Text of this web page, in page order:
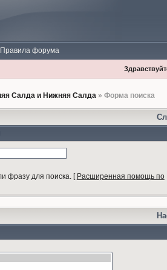
Правила форума
Салда и Нижняя Салда» Форма поиска
фразу для поиска.[ Расширенная помощь по